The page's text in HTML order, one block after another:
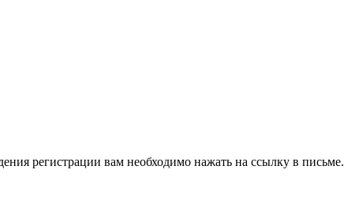
регистрации вам необходимо нажать на ссылку в письме.